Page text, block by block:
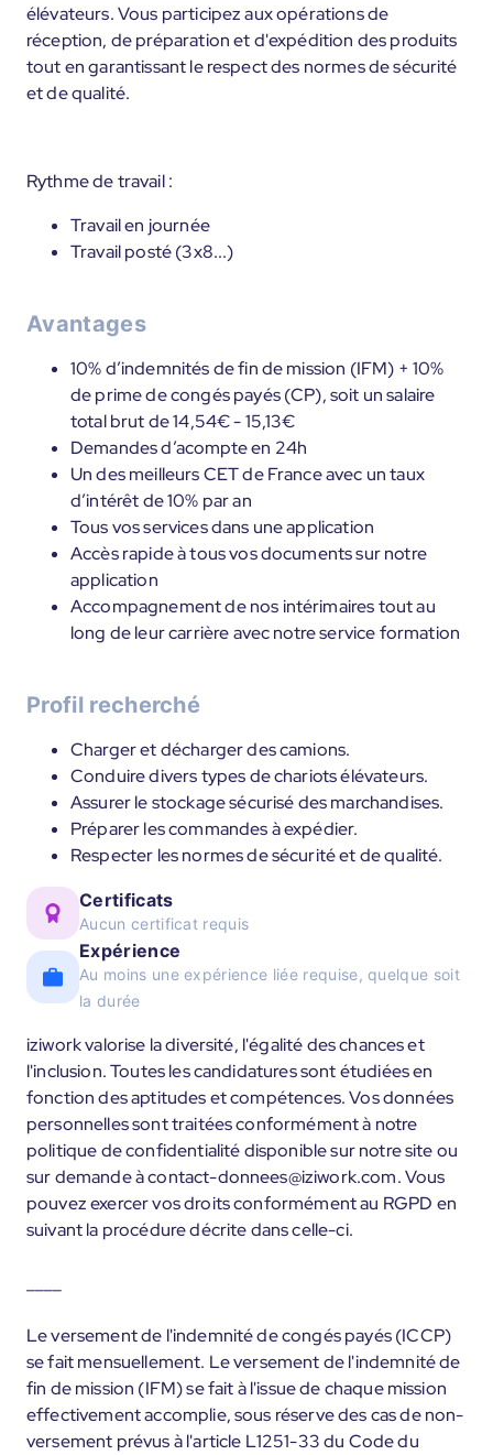
élévateurs. Vous participez aux opérations de
réception, de préparation et d'expédition des produits
tout en garantissant le respect des normes de sécurité
et de qualité.
Rythme de travail :
Travail en journée
Travail posté (3x8...)
Avantages
10% d’indemnités de fin de mission (IFM) + 10%
de prime de congés payés (CP), soit un salaire
total brut de 14,54€ - 15,13€
Demandes d’acompte en 24h
Un des meilleurs CET de France avec un taux
d’intérêt de 10% par an
Tous vos services dans une application
Accès rapide à tous vos documents sur notre
application
Accompagnement de nos intérimaires tout au
long de leur carrière avec notre service formation
Profil recherché
Charger et décharger des camions.
Conduire divers types de chariots élévateurs.
Assurer le stockage sécurisé des marchandises.
Préparer les commandes à expédier.
Respecter les normes de sécurité et de qualité.
Certificats
Aucun certificat requis
Expérience
Au moins une expérience liée requise, quelque soit
la durée
iziwork valorise la diversité, l'égalité des chances et
l'inclusion. Toutes les candidatures sont étudiées en
fonction des aptitudes et compétences. Vos données
personnelles sont traitées conformément à notre
politique de confidentialité disponible sur notre site ou
sur demande à contact-donnees@iziwork.com. Vous
pouvez exercer vos droits conformément au RGPD en
suivant la procédure décrite dans celle-ci.
Le versement de l'indemnité de congés payés (ICCP)
se fait mensuellement. Le versement de l'indemnité de
fin de mission (IFM) se fait à l'issue de chaque mission
effectivement accomplie, sous réserve des cas de non-
versement prévus à l'article L1251-33 du Code du